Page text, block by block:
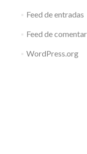
Feed de entradas
Feed de
WordPress.org